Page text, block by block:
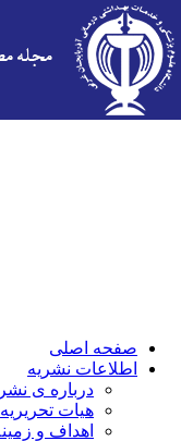
صفحه اصلی
اطلاعات نشریه
درباره ی نشریه
هیات تحریریه
اهداف و زمینه